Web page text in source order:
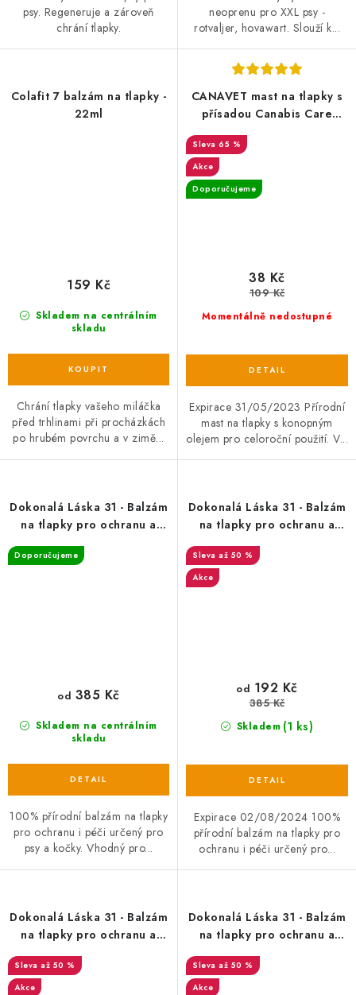
psy. Regeneruje a zároveň
chrání tlapky.
neoprenu pro XXL psy -
rotvaljer, hovawart. Slouží k...
Colafit 7 balzám na tlapky -
22ml
Skladem na centrálním
skladu
159 Kč
Chrání tlapky vašeho miláčka
před trhlinami při procházkách
po hrubém povrchu a v zimě...
CANAVET mast na tlapky s
přísadou Canabis Care
Complex 100ml
65 %
Akce
Doporučujeme
Momentálně nedostupné
38 Kč
109 Kč
Expirace 31/05/2023 Přírodní
mast na tlapky s konopným
olejem pro celoroční použití. V...
Dokonalá Láska 31 - Balzám
na tlapky pro ochranu a
Doporučujeme
Skladem na centrálním
skladu
od 385 Kč
100% přírodní balzám na tlapky
pro ochranu i péči určený pro
psy a kočky. Vhodný pro...
Dokonalá Láska 31 - Balzám
na tlapky pro ochranu a
až 50 %
Akce
Skladem (1 ks)
od 192 Kč
385 Kč
Expirace 02/08/2024 100%
přírodní balzám na tlapky pro
ochranu i péči určený pro...
Dokonalá Láska 31 - Balzám
na tlapky pro ochranu a
péči 30ml EXP 10/09/2024
až 50 %
Akce
Dokonalá Láska 31 - Balzám
na tlapky pro ochranu a
péči 30ml EXP 19/11/2024
až 50 %
Akce